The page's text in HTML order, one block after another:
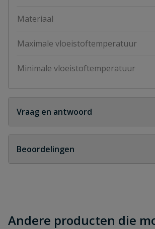
Materiaal
Maximale vloeistoftemperatuur
Minimale vloeistoftemperatuur
Vraag en antwoord
Geen vragen
Beoordelingen
Andere producten die